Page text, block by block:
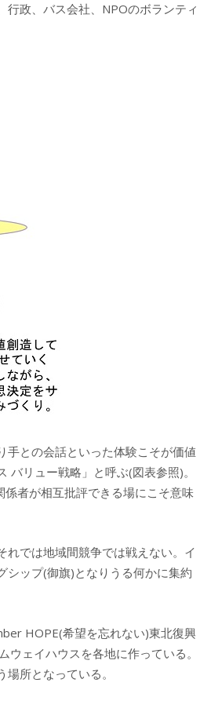
行政、バス会社、NPOのボランティ
手との会話といった体験こそが価値
リュー戦略」と呼ぶ(図表参照)。
者が相互批評できる場にこそ意味
では地域間競争では戦えない。イ
シップ(御旗)となりうる何かに集約
HOPE(希望を忘れない)東北復興
ェイハウスを各地に作っている。
所となっている。